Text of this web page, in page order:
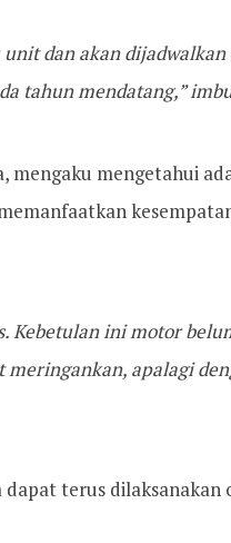
dan akan
tahun mendatang,”
mengaku mengetahui
Kebetulan ini motor
apalagi
terus dilaksanakan